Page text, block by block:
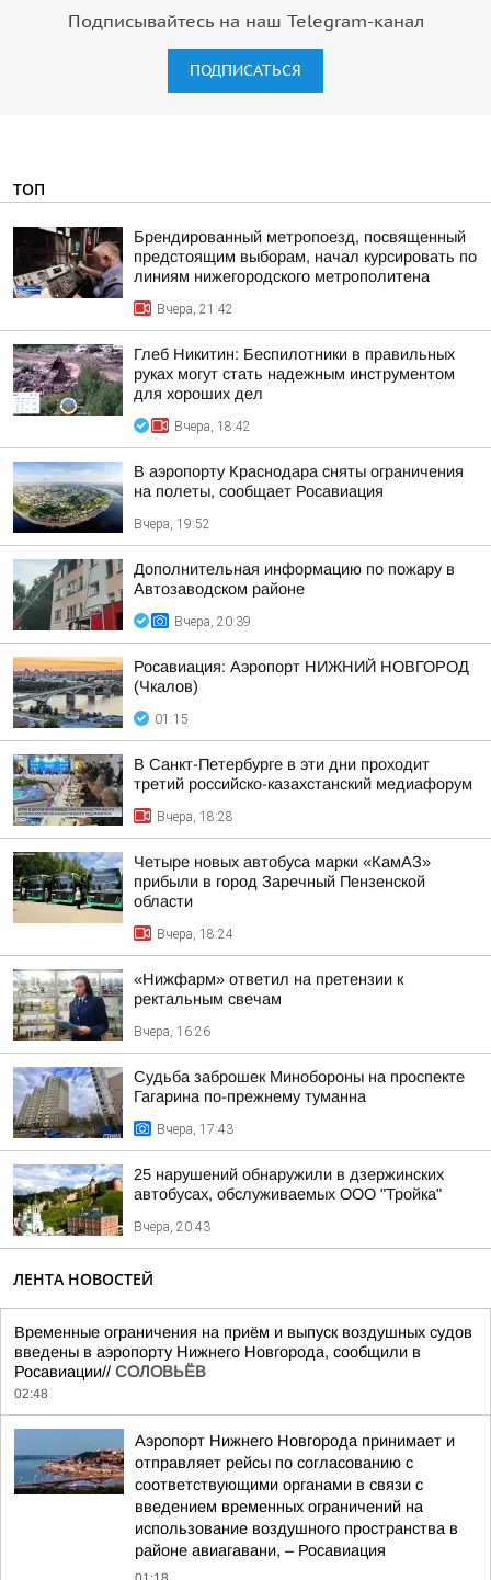
Подписывайтесь на наш Telegram-канал
ПОДПИСАТЬСЯ
ТОП
Брендированный метропоезд, посвященный
предстоящим выборам, начал курсировать по
линиям нижегородского метрополитена
Вчера, 21:42
Глеб Никитин: Беспилотники в правильных
руках могут стать надежным инструментом
для хороших дел
Вчера, 18:42
В аэропорту Краснодара сняты ограничения
на полеты, сообщает Росавиация
Вчера, 19:52
Дополнительная информацию по пожару в
Автозаводском районе
Вчера, 20:39
Росавиация: Аэропорт НИЖНИЙ НОВГОРОД
(Чкалов)
01:15
В Санкт-Петербурге в эти дни проходит
третий российско-казахстанский медиафорум
Вчера, 18:28
Четыре новых автобуса марки «КамАЗ»
прибыли в город Заречный Пензенской
области
Вчера, 18:24
«Нижфарм» ответил на претензии к
ректальным свечам
Вчера, 16:26
Судьба заброшек Минобороны на проспекте
Гагарина по-прежнему туманна
Вчера, 17:43
25 нарушений обнаружили в дзержинских
автобусах, обслуживаемых ООО "Тройка"
Вчера, 20:43
ЛЕНТА НОВОСТЕЙ
Временные ограничения на приём и выпуск воздушных судов
введены в аэропорту Нижнего Новгорода, сообщили в
Росавиации// СОЛОВЬЁВ
02:48
Аэропорт Нижнего Новгорода принимает и
отправляет рейсы по согласованию с
соответствующими органами в связи с
введением временных ограничений на
использование воздушного пространства в
районе авиагавани, – Росавиация